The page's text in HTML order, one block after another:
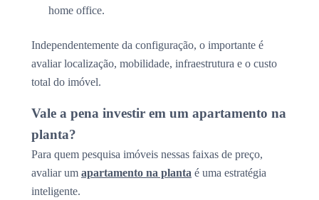
home office.
Independentemente da configuração, o importante é
avaliar localização, mobilidade, infraestrutura e o custo
total do imóvel.
Vale a pena investir em um apartamento na
planta?
Para quem pesquisa imóveis nessas faixas de preço,
avaliar um apartamento na planta é uma estratégia
inteligente.